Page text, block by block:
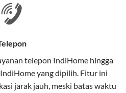
atau DSL.
koneksi tetap lancar.
telepon IndiHome hingga
yang dipilih. Fitur ini
jarak jauh, meski batas waktu